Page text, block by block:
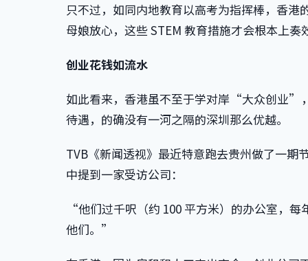
只不过，如同内地教育以高考为指挥棒，香
母娘放心，这些 STEM 教育措施才会根本上奏
创业花钱如流水
如此看来，香港虽不至于学对岸“大众创业”
待遇，的确没有一河之隔的深圳那么优越。
TVB《新闻透视》最近特意跑去贵州做了一期
中提到一家受访公司：
“他们过千呎（约 100 平方米）的办公室，
他们。”